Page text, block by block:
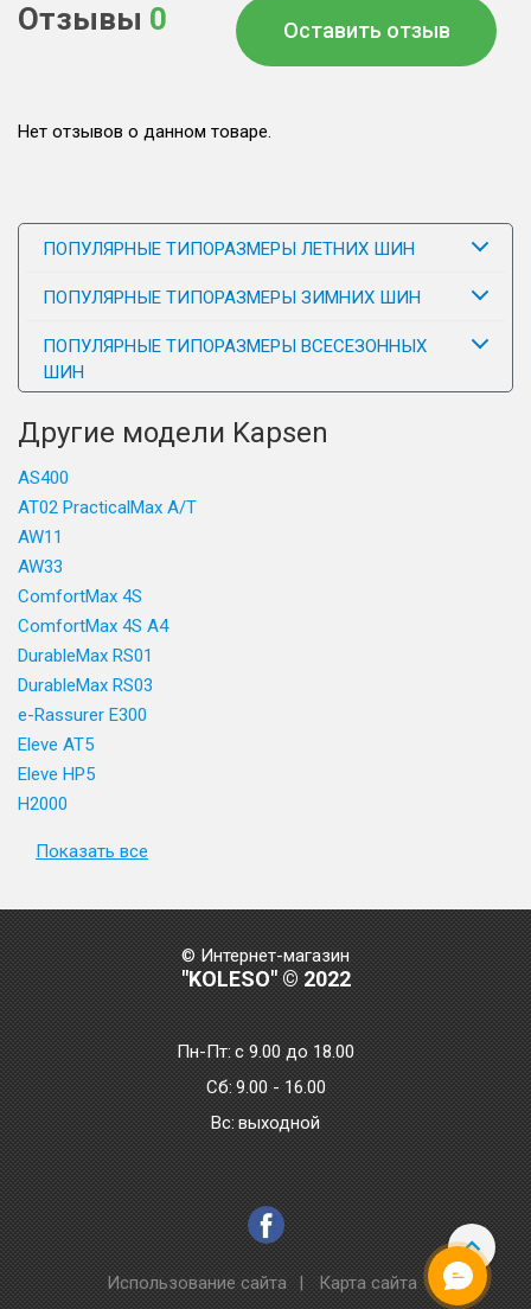
Отзывы 0 Оставить отзыв
Нет отзывов о данном товаре.
ПОПУЛЯРНЫЕ ТИПОРАЗМЕРЫ ЛЕТНИХ ШИН
ПОПУЛЯРНЫЕ ТИПОРАЗМЕРЫ ЗИМНИХ ШИН
ПОПУЛЯРНЫЕ ТИПОРАЗМЕРЫ ВСЕСЕЗОННЫХ
ШИН
Другие модели Kapsen
AS400
AT02 PracticalMax A/T
AW11
AW33
ComfortMax 4S
ComfortMax 4S A4
DurableMax RS01
DurableMax RS03
e-Rassurer E300
Eleve AT5
Eleve HP5
H2000
Показать все
© Интернет-магазин
"KOLESO" © 2022
Пн-Пт:с 9.00 до 18.00
Сб: 9.00 - 16.00
Bc: выходной
Использование сайта | Карта сайта